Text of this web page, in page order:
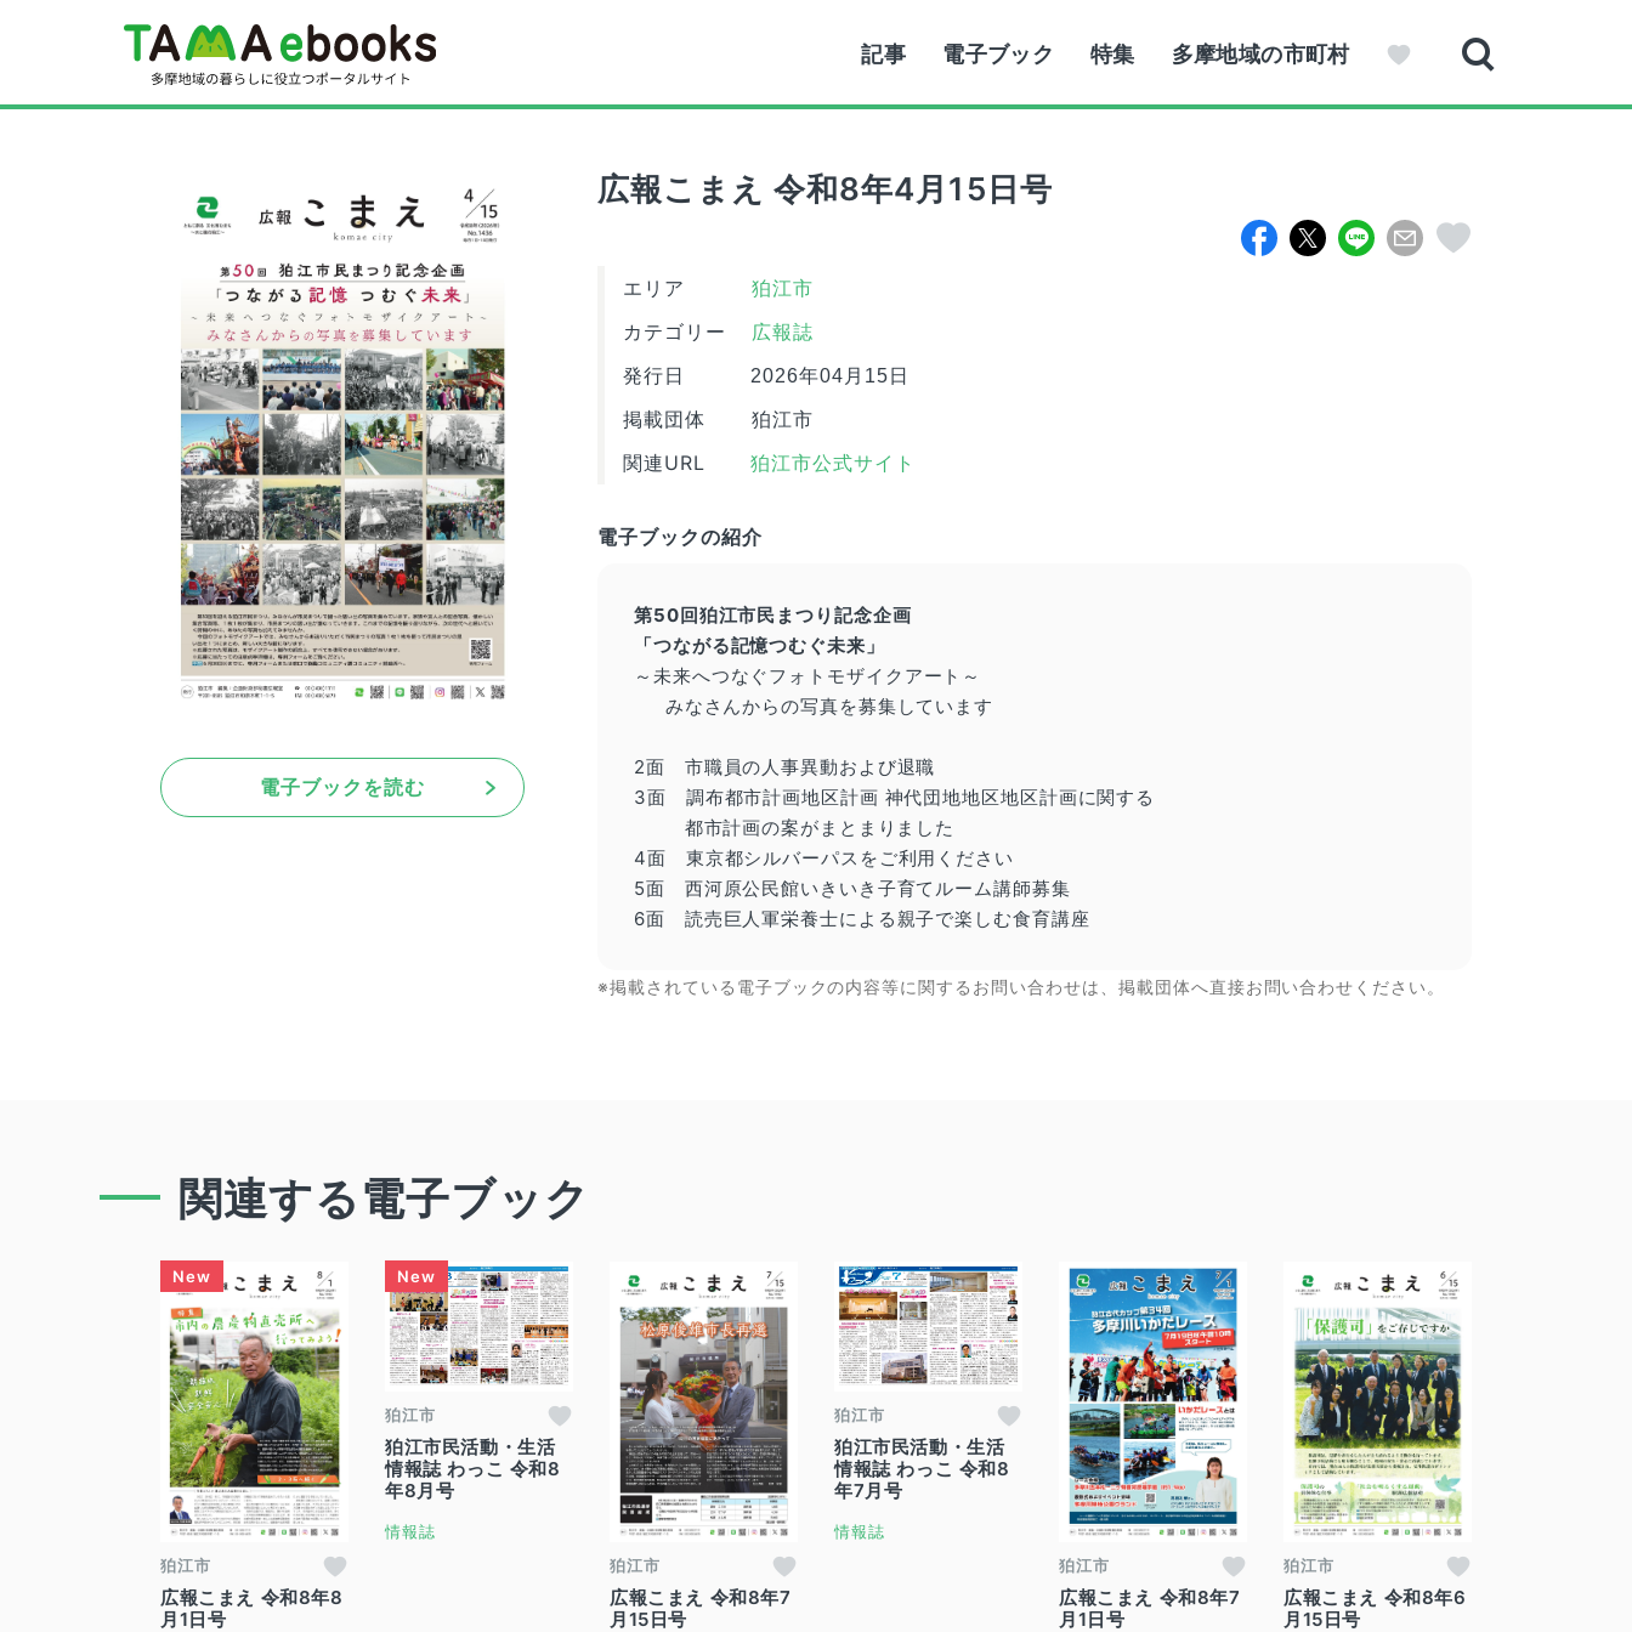
記事 電子ブック 特集 多摩地域の市町村
電子ブックを読む
広報こまえ 令和8年4月15日号
エリア 狛江市
カテゴリー 広報誌
発行日 2026年04月15日
掲載団体 狛江市
関連URL 狛江市公式サイト
電子ブックの紹介
第50回狛江市民まつり記念企画
「つながる記憶つむぐ未来 」
～ 未来へつなぐフォトモザイクアート ～
みなさんからの写真を募集しています
2面 市職員の人事異動および退職
3面 調布都市計画地区計画 神代団地地区地区計画に関する
都市計画の案がまとまりました
4面 東京都シルバーパスをご利用ください
5面 西河原公民館いきいき子育てルーム講師募集
6面 読売巨人軍栄養士による親子で楽しむ食育講座
※掲載されている電子ブックの内容等に関するお問い合わせは、掲載団体へ直接お問い合わせください。
関連する電子ブック
狛江市
広報こまえ 令和8年8
月1日号
狛江市
狛江市民活動・生活
情報誌 わっこ 令和8
年8月号
情報誌
狛江市
広報こまえ 令和8年7
月15日号
狛江市
狛江市民活動・生活
情報誌 わっこ 令和8
年7月号
情報誌
狛江市
広報こまえ 令和8年7
月1日号
狛江市
広報こまえ 令和8年6
月15日号